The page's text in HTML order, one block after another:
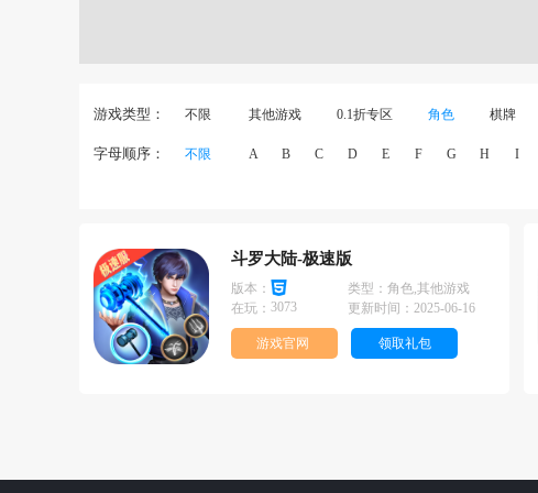
游戏类型： 不限 其他游戏 0.1折专区 角色 棋牌
字母顺序： 不限 A B C D E F G H I
斗罗大陆-极速版
版本： 类型： 角色,其他游戏
在玩： 3073 更新时间： 2025-06-16
游戏官网 领取礼包